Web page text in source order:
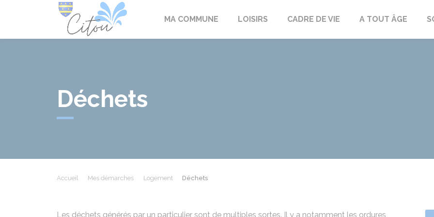
MA COMMUNE LOISIRS CADRE DE VIE A TOUT ÂGE
Déchets
Accueil Mes démarches Logement Déchets
Les déchets générés par un particulier sont de multiples sortes. Il y a notamment les ordures